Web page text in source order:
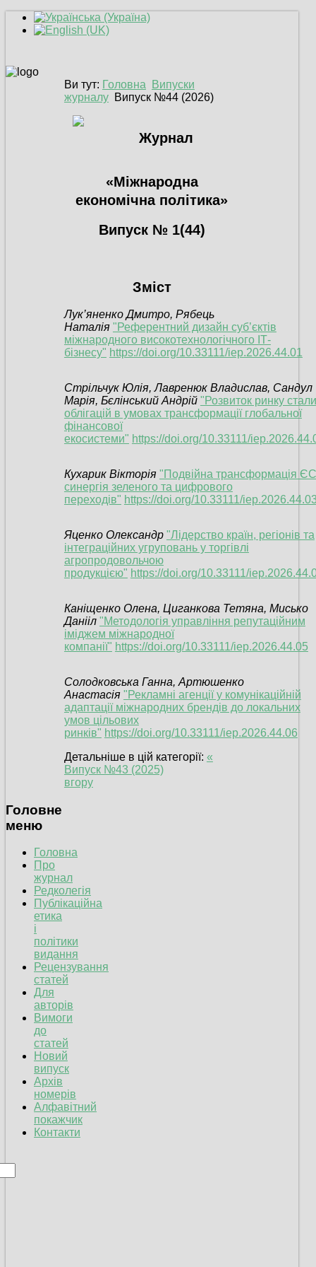
Ви тут: Головна
Випуски
журналу Випуск №44 (2026)
Журнал
«Міжнародна
економічна політика»
Випуск № 1(44)
Зміст
Лук’яненко Дмитро, Рябець
Наталія "Референтний дизайн суб’єктів
міжнародного високотехнологічного ІТ-
бізнесу" https://doi.org/10.33111/iep.2026.44.01
Стрільчук Юлія, Лавренюк Владислав, Сандул
Марія, Бєлінський Андрій "Розвиток ринку
облігацій в умовах трансформації глобальної
фінансової
екосистеми" https://doi.org/10.33111/
Кухарик Вікторія "Подвійна трансформація
синергія зеленого та цифрового
переходів" https://doi.org/10.33111/
Яценко Олександр "Лідерство країн, регіонів та
інтеграційних угруповань у торгівлі
агропродовольчою
продукцією" https://doi.org/10.33111/
Каніщенко Олена, Циганкова Тетяна, Мисько
Данііл "Методологія управління репутаційним
іміджем міжнародної
компанії" https://doi.org/10.33111/iep.2026.44.05
Солодковська Ганна, Артюшенко
Анастасія "Рекламні агенції у комунікаційній
адаптації міжнародних брендів до локальних
умов цільових
ринків" https://doi.org/10.33111/iep.2026.44.06
Детальніше в цій категорії: «
Випуск №43 (2025)
вгору
Головне
меню
Головна
Про
журнал
Редколегія
Публікаційна
етика
і
політики
видання
Рецензування
статей
Для
авторів
Вимоги
до
статей
Новий
випуск
Архів
номерів
Алфавітний
покажчик
Контакти